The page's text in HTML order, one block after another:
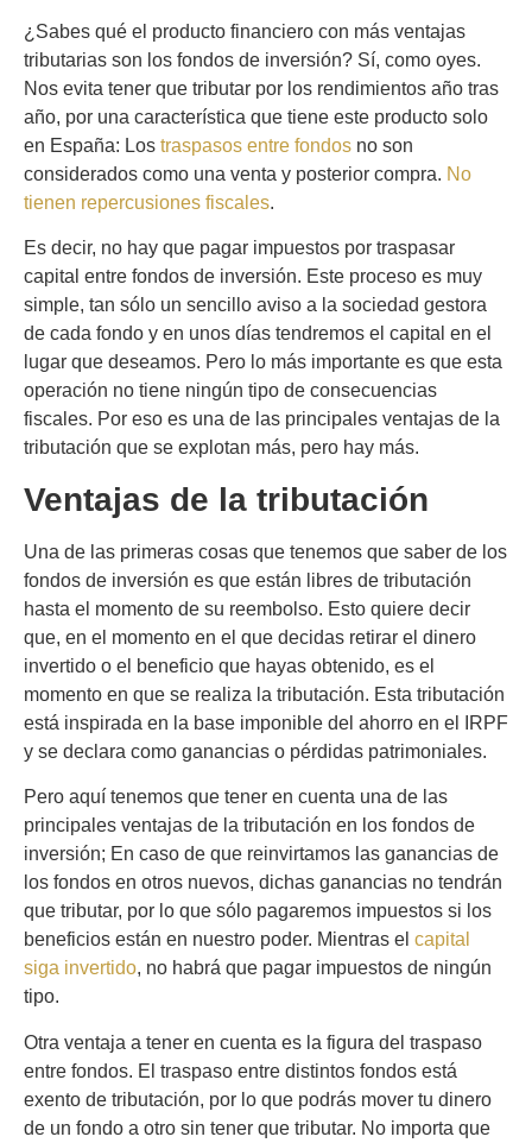
¿Sabes qué el producto financiero con más ventajas
tributarias son los fondos de inversión? Sí, como oyes.
Nos evita tener que tributar por los rendimientos año tras
año, por una característica que tiene este producto solo
en España: Los traspasos entre fondos no son
considerados como una venta y posterior compra. No
tienen repercusiones fiscales.
Es decir, no hay que pagar impuestos por traspasar
capital entre fondos de inversión. Este proceso es muy
simple, tan sólo un sencillo aviso a la sociedad gestora
de cada fondo y en unos días tendremos el capital en el
lugar que deseamos. Pero lo más importante es que esta
operación no tiene ningún tipo de consecuencias
fiscales. Por eso es una de las principales ventajas de la
tributación que se explotan más, pero hay más.
Ventajas de la tributación
Una de las primeras cosas que tenemos que saber de los
fondos de inversión es que están libres de tributación
hasta el momento de su reembolso. Esto quiere decir
que, en el momento en el que decidas retirar el dinero
invertido o el beneficio que hayas obtenido, es el
momento en que se realiza la tributación. Esta tributación
está inspirada en la base imponible del ahorro en el IRPF
y se declara como ganancias o pérdidas patrimoniales.
Pero aquí tenemos que tener en cuenta una de las
principales ventajas de la tributación en los fondos de
inversión; En caso de que reinvirtamos las ganancias de
los fondos en otros nuevos, dichas ganancias no tendrán
que tributar, por lo que sólo pagaremos impuestos si los
beneficios están en nuestro poder. Mientras el capital
siga invertido, no habrá que pagar impuestos de ningún
tipo.
Otra ventaja a tener en cuenta es la figura del traspaso
entre fondos. El traspaso entre distintos fondos está
exento de tributación, por lo que podrás mover tu dinero
de un fondo a otro sin tener que tributar. No importa que